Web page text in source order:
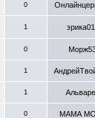
0
1
0
1
1
0 МАМА